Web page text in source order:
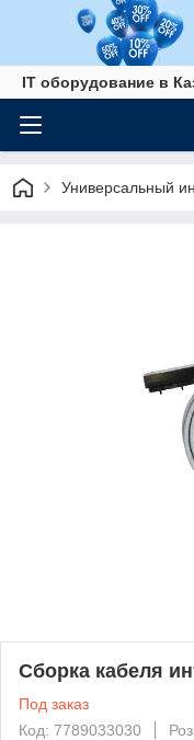
IT оборудование в
Универсальный
Сборка кабеля
Под заказ
Код: 7789033030